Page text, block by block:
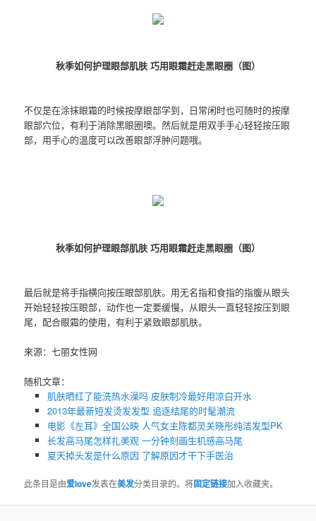
秋季如何护理眼部肌肤 巧用眼霜赶走黑眼圈（图）
不仅是在涂抹眼霜的时候按摩眼部学到，日常闲时也可随时的按摩
眼部穴位，有利于消除黑眼圈噢。然后就是用双手手心轻轻按压眼
部，用手心的温度可以改善眼部浮肿问题哦。
秋季如何护理眼部肌肤 巧用眼霜赶走黑眼圈（图）
最后就是将手指横向按压眼部肌肤。用无名指和食指的指腹从眼头
开始轻轻按压眼部，动作也一定要缓慢，从眼头一直轻轻按压到眼
尾，配合眼霜的使用，有利于紧致眼部肌肤。
来源：七丽女性网
随机文章：
肌肤晒红了能洗热水澡吗 皮肤制冷最好用凉白开水
2013年最新短发烫发发型 追逐结尾的时髦潮流
电影《左耳》全国公映 人气女主陈都灵关晓彤纯洁发型PK
长发高马尾怎样扎美观 一分钟刻画生机感高马尾
夏天掉头发是什么原因 了解原因才干下手医治
此条目是由爱love发表在美发分类目录的。将固定链接加入收藏夹。